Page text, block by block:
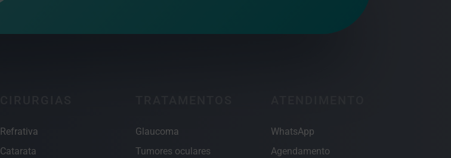
Refrativa
Catarata
Glaucoma
Tumores oculares
WhatsApp
Agendamento